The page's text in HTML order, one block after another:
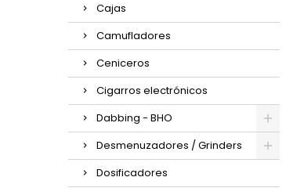
Cajas
Camufladores
Ceniceros
Cigarros electrónicos
Dabbing - BHO
Desmenuzadores / Grinders
Dosificadores